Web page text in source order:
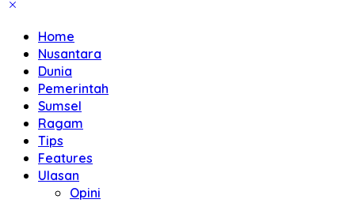
Home
Nusantara
Dunia
Pemerintah
Sumsel
Ragam
Tips
Features
Ulasan
Opini